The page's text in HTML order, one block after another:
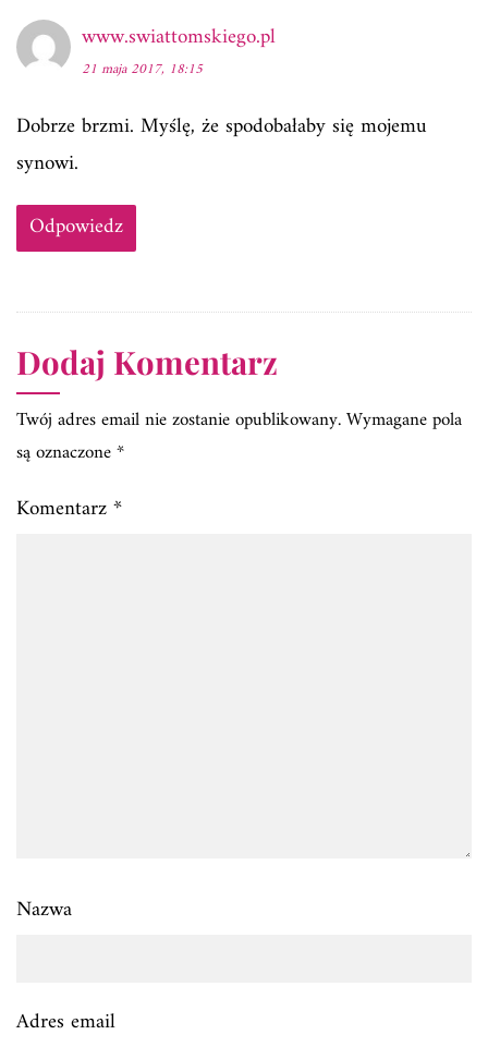
www.swiattomskiego.pl
21 maja 2017, 18:15
Dobrze brzmi. Myślę, że spodobałaby się mojemu
synowi.
Odpowiedz
Dodaj Komentarz
Twój adres email nie zostanie opublikowany.Wymagane pola
są oznaczone*
Komentarz*
Nazwa
Adres email